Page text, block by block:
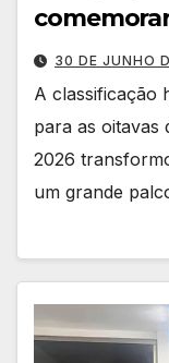
30 DE JUNHO
A classificação
para as oitavas
2026
um grande